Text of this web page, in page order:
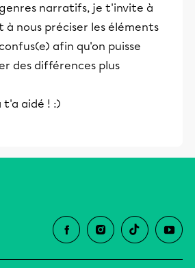
narratifs, je t'invite à
à nous préciser les éléments
afin qu'on puisse
des différences plus
t'a aidé ! :)